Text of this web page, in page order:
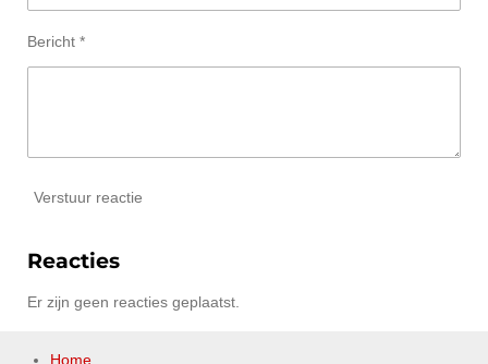
Bericht *
Verstuur reactie
Reacties
Er zijn geen reacties geplaatst.
Home